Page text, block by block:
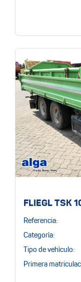
FLIEGL TSK
Referencia:
Categoría:
Tipo de vehículo:
Primera